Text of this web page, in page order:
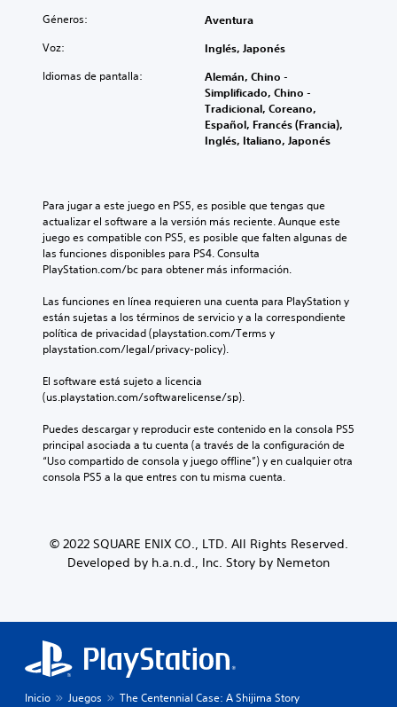
Géneros: Aventura
Voz: Inglés, Japonés
Idiomas de pantalla:
Alemán, Chino -
Simplificado, Chino -
Tradicional, Coreano,
Español, Francés (Francia),
Inglés, Italiano, Japonés
Para jugar a este juego en PS5, es posible que tengas que
actualizar el software a la versión más reciente. Aunque este
juego es compatible con PS5, es posible que falten algunas de
las funciones disponibles para PS4. Consulta
PlayStation.com/bc para obtener más información.
Las funciones en línea requieren una cuenta para PlayStation y
están sujetas a los términos de servicio y a la correspondiente
política de privacidad (playstation.com/Terms y
playstation.com/legal/privacy-policy).
El software está sujeto a licencia
(us.playstation.com/softwarelicense/sp).
Puedes descargar y reproducir este contenido en la consola PS5
principal asociada a tu cuenta (a través de la configuración de
“Uso compartido de consola y juego offline”) y en cualquier otra
consola PS5 a la que entres con tu misma cuenta.
© 2022 SQUARE ENIX CO., LTD. All Rights Reserved.
Developed by h.a.n.d., Inc. Story by Nemeton
Inicio Juegos The Centennial Case: A Shijima Story